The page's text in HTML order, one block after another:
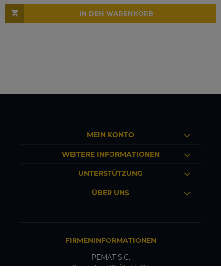
IN DEN WARENKORB
MEIN KONTO
WEITERE INFORMATIONEN
UNTERSTÜTZUNG
ÜBER UNS
FIRMENINFORMATIONEN
PEMAT S.C.
Przyjaźni 48b/11, 41-103